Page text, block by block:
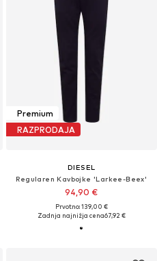
Premium
RAZPRODAJA
DIESEL
Regularen Kavbojke 'Larkee-Beex'
94,90 €
Prvotno: 139,00 €
Zadnja najnižja cena67,92 €